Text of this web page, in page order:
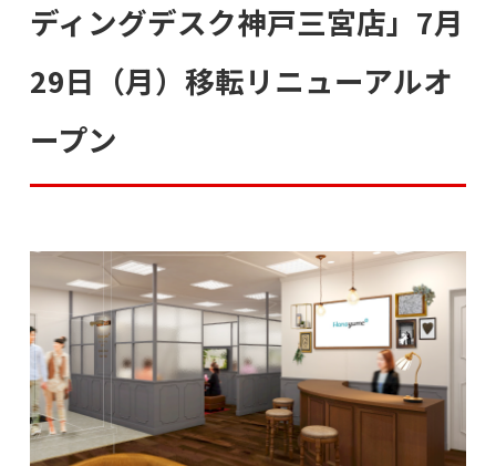
ディングデスク神戸三宮店」7月
29日（月）移転リニューアルオ
ープン